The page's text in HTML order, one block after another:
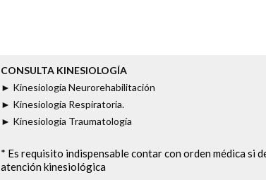
CONSULTA KINESIOLOGÍA
► Kinesiología Neurorehabilitación
► Kinesiología Respiratoria.
► Kinesiología Traumatología
* Es requisito indispensable contar con orden médica si
atención kinesiológica